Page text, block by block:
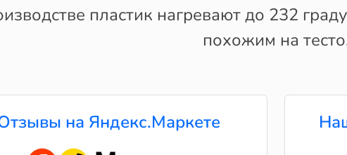
пластик нагревают до 232
похожим на
на Яндекс.Маркете